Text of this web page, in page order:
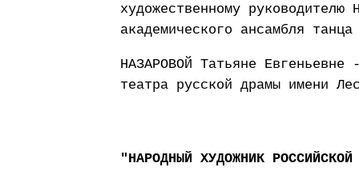
художественному руководителю
академического ансамбля
НАЗАРОВОЙ Татьяне Евгеньевне
театра русской драмы имени
"НАРОДНЫЙ ХУДОЖНИК